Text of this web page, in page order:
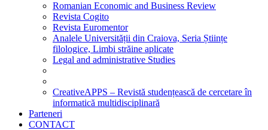
Romanian Economic and Business Review
Revista Cogito
Revista Euromentor
Analele Universității din Craiova, Seria Științe
filologice, Limbi străine aplicate
Legal and administrative Studies
CreativeAPPS – Revistă studențească de cercetare în
informatică multidisciplinară
Parteneri
CONTACT